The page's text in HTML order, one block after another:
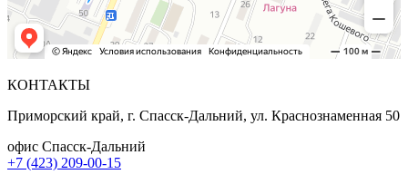
КОНТАКТЫ
Приморский край, г. Спасск-Дальний, ул. Краснознаменная 50
офис Спасск-Дальний
+7 (423) 209-00-15